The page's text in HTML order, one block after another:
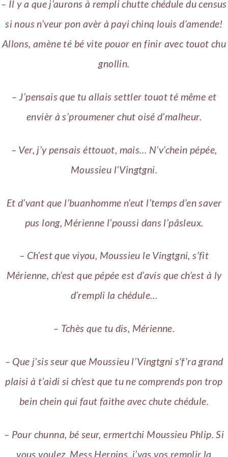
– Il y a que j’aurons à rempli chutte chédule du census
si nous n’veur pon avèr à payi chinq louis d’amende!
Allons, amène té bé vite pouor en finir avec touot chu
gnollin.
– J’pensais que tu allais settler touot té même et
envièr à s’proumener chut oisé d’malheur.
– Ver, j’y pensais éttouot, mais… N’v’chein pépée,
Moussieu l’Vingtgni.
Et d’vant que l’buanhomme n’eut l’temps d’en saver
pus long, Mérienne l’poussi dans l’pâsleux.
– Ch’est que viyou, Moussieu le Vingtgni, s’fit
Mérienne, ch’est que pépée est d’avis que ch’est à ly
d’rempli la chédule…
– Tchès que tu dis, Mérienne.
– Que j’sis seur que Moussieu l’Vingtgni s’f’ra grand
plaisi à t’aidi si ch’est que tu ne comprends pon trop
bein chein qui faut faithe avec chute chédule.
– Pour chunna, bé seur, ermertchi Moussieu Phlip. Si
vous voulez, Mess Herpins, j’vas vos remplir la